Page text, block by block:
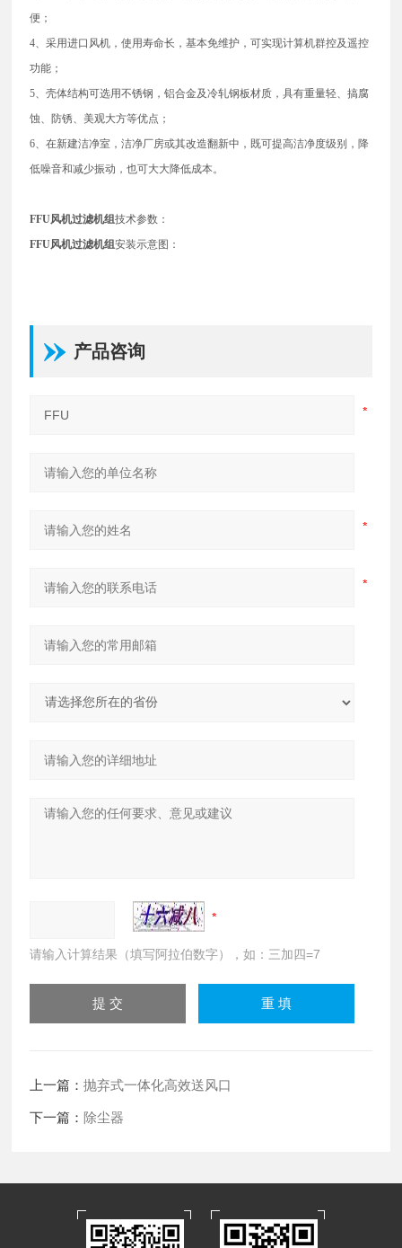
便；
4、采用进口风机，使用寿命长，基本免维护，可实现计算机群控及遥控
功能；
5、壳体结构可选用不锈钢，铝合金及冷轧钢板材质，具有重量轻、搞腐
蚀、防锈、美观大方等优点；
6、在新建洁净室，洁净厂房或其改造翻新中，既可提高洁净度级别，降
低噪音和减少振动，也可大大降低成本。
FFU风机过滤机组技术参数：
FFU风机过滤机组安装示意图：
产品咨询
请输入计算结果（填写阿拉伯数字），如：三加四=7
上一篇：抛弃式一体化高效送风口
下一篇： 除尘器